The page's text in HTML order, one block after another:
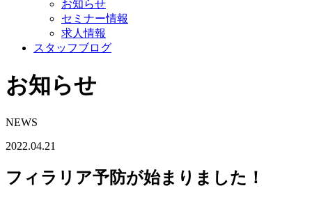
お知らせ
セミナー情報
求人情報
スタッフブログ
お知らせ
NEWS
2022.04.21
フィラリア予防が始まりました！